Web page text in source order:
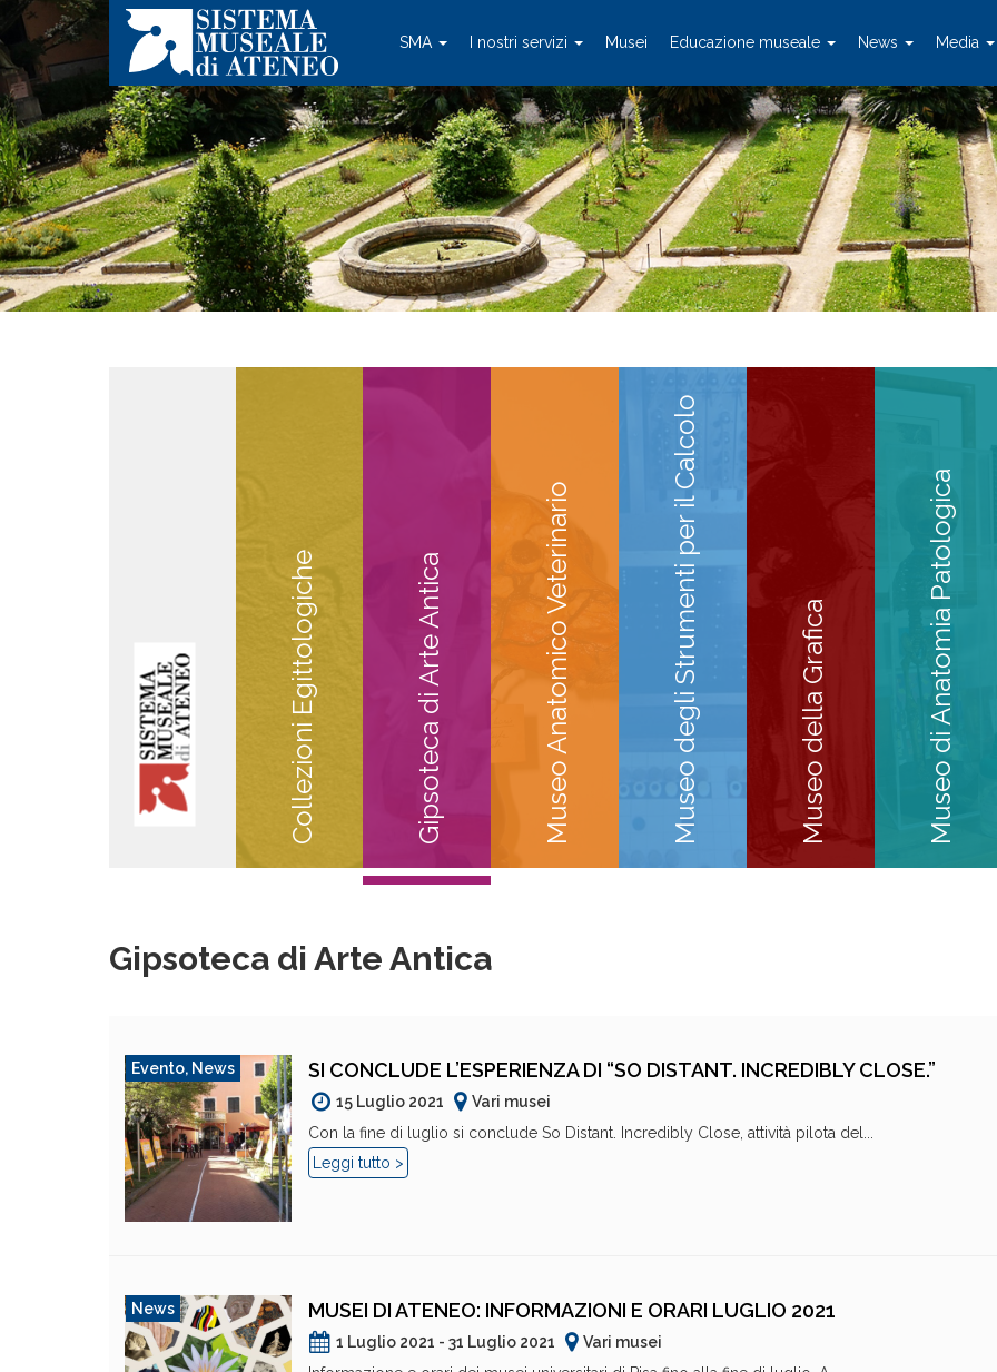
SMA I nostri servizi Musei Educazione museale News Media
Collezioni Egittologiche Gipsoteca di Arte Antica Museo Anatomico Veterinario Museo degli Strumenti per il Calcolo Museo della Grafica Museo di Anatomia Patologica
Gipsoteca di Arte Antica
Evento, News SI CONCLUDE L’ESPERIENZA DI “SO DISTANT. INCREDIBLY CLOSE.”
15 Luglio 2021
Vari musei
Con la fine di luglio si conclude So Distant. Incredibly Close, attività pilota del...
Leggi tutto >
News MUSEI DI ATENEO: INFORMAZIONI E ORARI LUGLIO 2021
1 Luglio 2021 - 31 Luglio 2021
Vari musei